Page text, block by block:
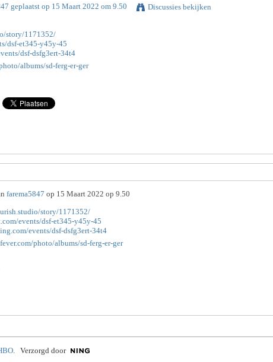
geplaatst op 15 Maart 2022 om 9.50 Discussies bekijken
story/1171352/
dsf-et345-y45y-45
dsf-dsfg3ert-34t4
albums/sd-ferg-er-ger
farema5847 op 15 Maart 2022 op 9.50
story/1171352/
events/dsf-et345-y45y-45
events/dsf-dsfg3ert-34t4
photo/albums/sd-ferg-er-ger
. Verzorgd door